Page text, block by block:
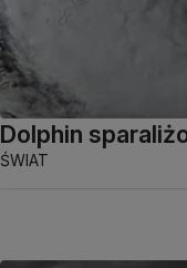
Dolphin
ŚWIAT